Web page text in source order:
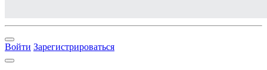
Войти Зарегистрироваться